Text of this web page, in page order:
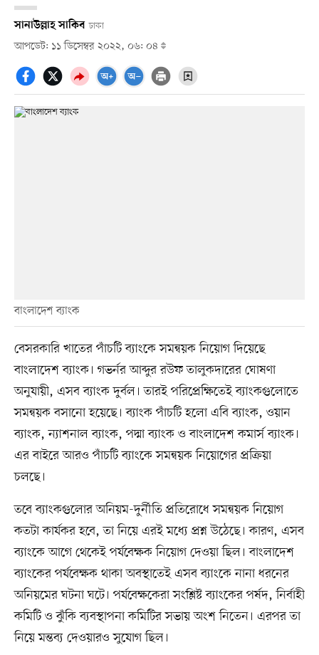
সানাউল্লাহ সাকিব ঢাকা
আপডেট: ১১ ডিসেম্বর ২০২২, ০৬: ০৪
বাংলাদেশ ব্যাংক
বেসরকারি খাতের পাঁচটি ব্যাংকে সমন্বয়ক নিয়োগ দিয়েছে
বাংলাদেশ ব্যাংক। গভর্নর আব্দুর রউফ তালুকদারের ঘোষণা
অনুযায়ী, এসব ব্যাংক দুর্বল। তারই পরিপ্রেক্ষিতেই ব্যাংকগুলোতে
সমন্বয়ক বসানো হয়েছে। ব্যাংক পাঁচটি হলো এবি ব্যাংক, ওয়ান
ব্যাংক, ন্যাশনাল ব্যাংক, পদ্মা ব্যাংক ও বাংলাদেশ কমার্স ব্যাংক।
এর বাইরে আরও পাঁচটি ব্যাংকে সমন্বয়ক নিয়োগের প্রক্রিয়া
চলছে।
তবে ব্যাংকগুলোর অনিয়ম-দুর্নীতি প্রতিরোধে সমন্বয়ক নিয়োগ
কতটা কার্যকর হবে, তা নিয়ে এরই মধ্যে প্রশ্ন উঠেছে। কারণ, এসব
ব্যাংকে আগে থেকেই পর্যবেক্ষক নিয়োগ দেওয়া ছিল। বাংলাদেশ
ব্যাংকের পর্যবেক্ষক থাকা অবস্থাতেই এসব ব্যাংকে নানা ধরনের
অনিয়মের ঘটনা ঘটে। পর্যবেক্ষকেরা সংশ্লিষ্ট ব্যাংকের পর্ষদ, নির্বাহী
কমিটি ও ঝুঁকি ব্যবস্থাপনা কমিটির সভায় অংশ নিতেন। এরপর তা
নিয়ে মন্তব্য দেওয়ারও সুযোগ ছিল।